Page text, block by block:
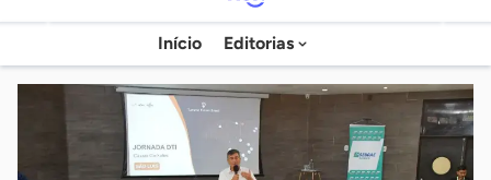
Agência
Sebrae
de
Notícias
Início Editorias
chave